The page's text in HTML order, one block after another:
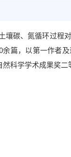
壤碳、氮循环过程
余篇，以第一作者
然科学学术成果奖二